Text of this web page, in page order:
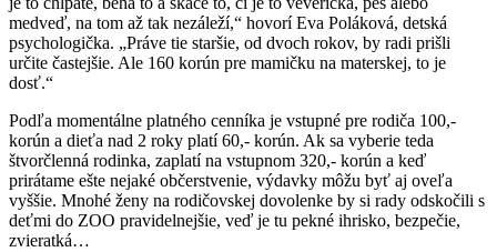
medveď, na tom až tak nezáleží,“ hovorí Eva Poláková, detská
psychologička. „Práve tie staršie, od dvoch rokov, by radi prišli
určite častejšie. Ale 160 korún pre mamičku na materskej, to je
dosť.“
Podľa momentálne platného cenníka je vstupné pre rodiča 100,-
korún a dieťa nad 2 roky platí 60,- korún. Ak sa vyberie teda
štvorčlenná rodinka, zaplatí na vstupnom 320,- korún a keď
prirátame ešte nejaké občerstvenie, výdavky môžu byť aj oveľa
vyššie. Mnohé ženy na rodičovskej dovolenke by si rady odskočili s
deťmi do ZOO pravidelnejšie, veď je tu pekné ihrisko, bezpečie,
zvieratká…